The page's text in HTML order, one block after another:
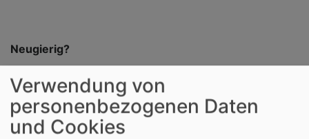
Neugierig?
Haben Sie Lust, bei unseren erfolgreichen
Kirchenführungen in Augsburg mitzuwirken und sich
von der Begeisterung der Kinder anstecken zu lassen?
Entdecken Sie dabei Ihre "schlummernden Talente"!
Verwendung von
personenbezogenen Daten
und Cookies